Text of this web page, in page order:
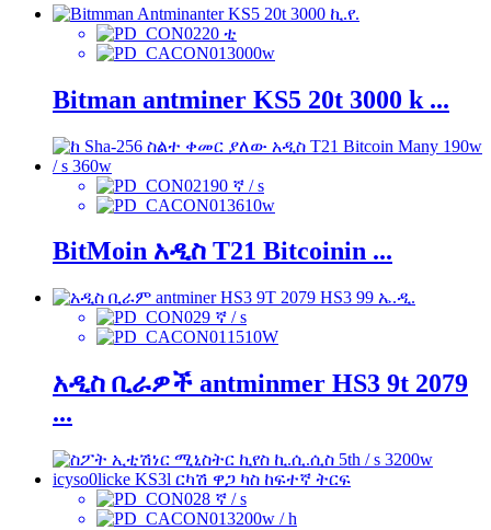
20 ቲ
3000w
Bitman antminer KS5 20t 3000 k ...
190 ኛ / s
3610w
BitMoin አዲስ T21 Bitcoinin ...
9 ኛ / s
1510W
አዲስ ቢራዎች antminmer HS3 9t 2079
...
8 ኛ / s
3200w / h